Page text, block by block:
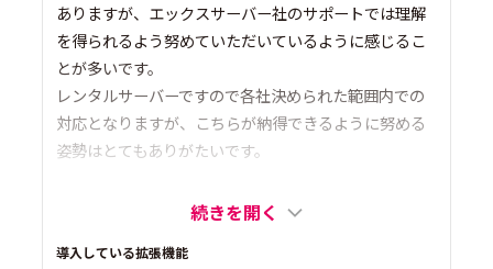
ありますが、エックスサーバー社のサポートでは理解
を得られるよう努めていただいているように感じるこ
とが多いです。
レンタルサーバーですので各社決められた範囲内での
対応となりますが、こちらが納得できるように努める
姿勢はとてもありがたいです。
続きを開く
導入している拡張機能